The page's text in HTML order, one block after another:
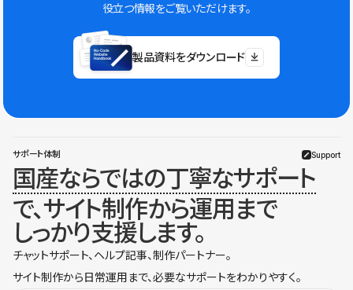
役立つ情報をご覧いただけます。
製品資料をダウンロード
サポート体制 Support
国産ならではの丁寧なサポート
で、サイト制作から運用まで
しっかり支援します。
チャットサポート、ヘルプ記事、制作パートナー。
サイト制作から日常運用まで、必要なサポートをわかりやすく。